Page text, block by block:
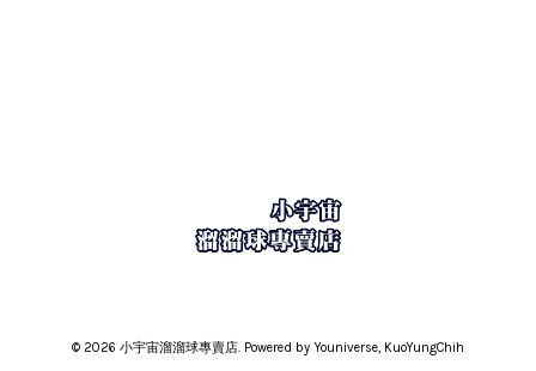
© 2026 小宇宙溜溜球專賣店. Powered by Youniverse, KuoYungChih